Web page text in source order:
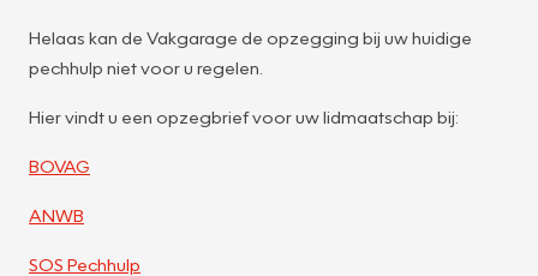
Helaas kan de Vakgarage de opzegging bij uw huidige
pechhulp niet voor u regelen.
Hier vindt u een opzegbrief voor uw lidmaatschap bij:
BOVAG
ANWB
SOS Pechhulp